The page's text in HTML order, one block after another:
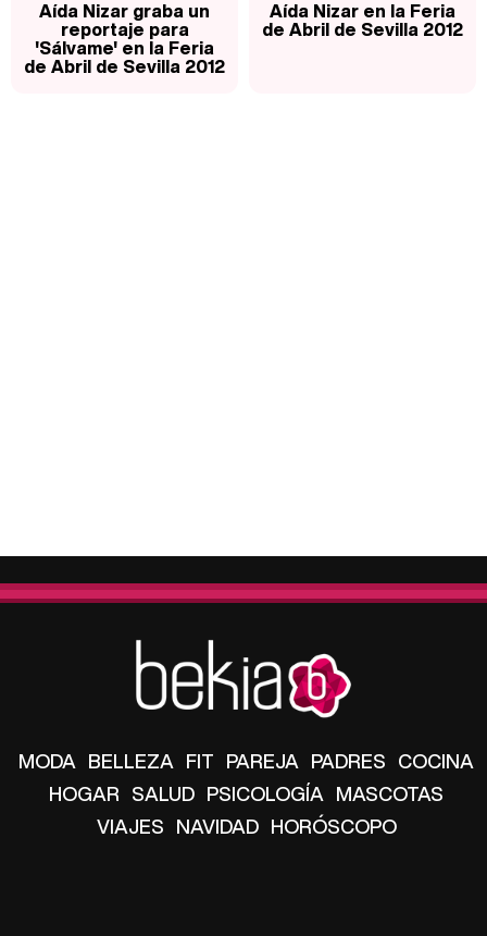
Aída Nizar graba un
reportaje para
'Sálvame' en la Feria
de Abril de Sevilla 2012
Aída Nizar en la Feria
de Abril de Sevilla 2012
MODA BELLEZA FIT PAREJA PADRES COCINA
HOGAR SALUD PSICOLOGÍA MASCOTAS
VIAJES NAVIDAD HORÓSCOPO